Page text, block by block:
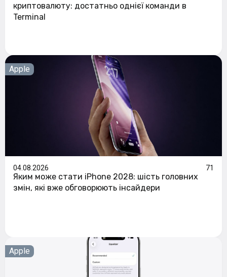
криптовалюту: достатньо однієї команди в
Terminal
Apple
04.08.2026 71
Яким може стати iPhone 2028: шість головних
змін, які вже обговорюють інсайдери
Apple